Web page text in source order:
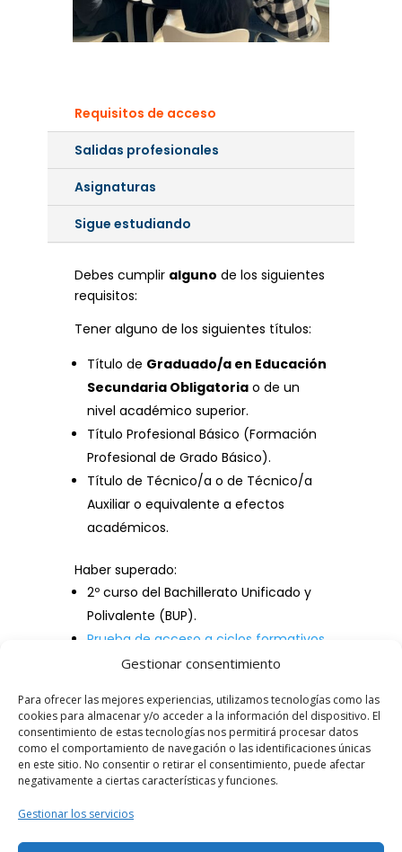
Gestionar consentimiento
Para ofrecer las mejores experiencias, utilizamos tecnologías como las
cookies para almacenar y/o acceder a la información del dispositivo. El
consentimiento de estas tecnologías nos permitirá procesar datos
como el comportamiento de navegación o las identificaciones únicas
en este sitio. No consentir o retirar el consentimiento, puede afectar
negativamente a ciertas características y funciones.
Gestionar los servicios
Requisitos de acceso
Salidas profesionales
Asignaturas
Sigue estudiando
Debes cumplir alguno de los siguientes
requisitos:
Tener alguno de los siguientes títulos:
Título de Graduado/a en Educación
Secundaria Obligatoriao de un
nivel académico superior.
Título Profesional Básico (Formación
Profesional de Grado Básico).
Título de Técnico/a o de Técnico/a
Auxiliar o equivalente a efectos
académicos.
Haber superado:
2º curso del Bachillerato Unificado y
Polivalente (BUP).
Prueba de acceso a ciclos formativos
de grado medio(se requerirá tener, al
el año de realización de la prueba).
Prueba de acceso a la Universidad
para mayores de 25 años.
Una oferta formativa de Grado C